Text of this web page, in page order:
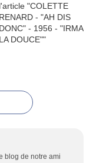
blog de notre ami